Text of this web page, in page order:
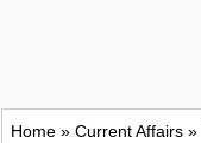
Home » Current Affairs »